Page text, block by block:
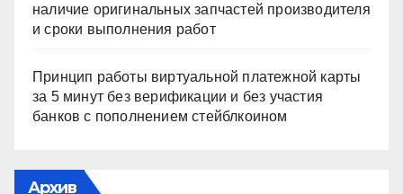
наличие оригинальных запчастей производителя
и сроки выполнения работ
Принцип работы виртуальной платежной карты
за 5 минут без верификации и без участия
банков с пополнением стейблкоином
Архив